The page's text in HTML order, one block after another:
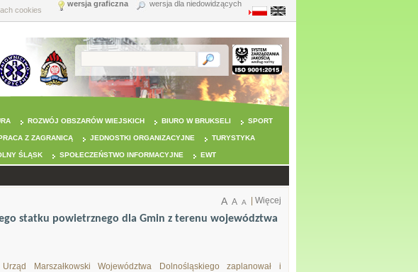
cookies
wersja graficzna wersja dla niedowidzących
ROZWÓJ OBSZARÓW WIEJSKICH BIURO W BRUKSELI SPORT
Z ZAGRANICĄ JEDNOSTKI ORGANIZACYJNE TURYSTYKA
ŚLĄSK SPOŁECZEŃSTWO INFORMACYJNE EWT
Więcej
A A A
statku powietrznego dla Gmin z terenu województwa
Urząd Marszałkowski Województwa Dolnośląskiego zaplanował i